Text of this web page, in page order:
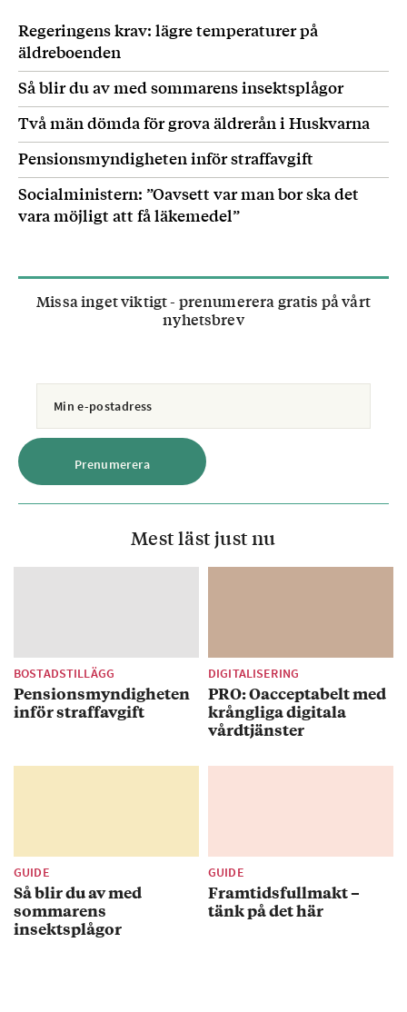
Regeringens krav: lägre temperaturer på
äldreboenden
Så blir du av med sommarens insektsplågor
Två män dömda för grova äldrerån i Huskvarna
Pensionsmyndigheten inför straffavgift
Socialministern: ”Oavsett var man bor ska det
vara möjligt att få läkemedel”
Missa inget viktigt - prenumerera gratis på vårt
nyhetsbrev
Mest läst just nu
BOSTADSTILLÄGG
Pensionsmyndigheten
inför straffavgift
DIGITALISERING
PRO: Oacceptabelt med
krångliga digitala
vårdtjänster
GUIDE
Så blir du av med
sommarens
insektsplågor
GUIDE
Framtidsfullmakt –
tänk på det här